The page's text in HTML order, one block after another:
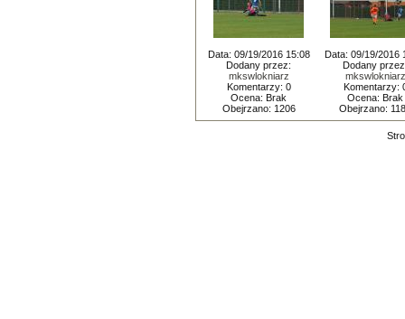
Data: 09/19/2016 15:08
Dodany przez:
mkswlokniarz
Komentarzy: 0
Ocena: Brak
Obejrzano: 1206
Data: 09/19/2016
Dodany
mkswlokniarz
Komentarzy:
Ocena: Brak
Obejrzano: